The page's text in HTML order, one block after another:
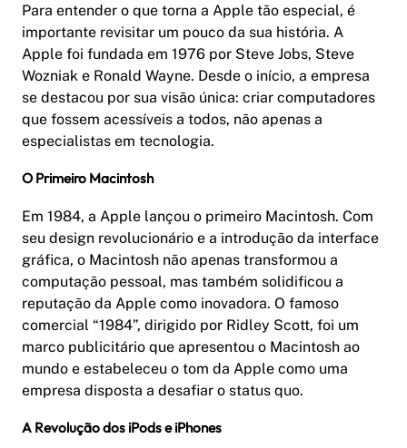
Para entender o que torna a Apple tão especial, é
importante revisitar um pouco da sua história. A
Apple foi fundada em 1976 por Steve Jobs, Steve
Wozniak e Ronald Wayne. Desde o início, a empresa
se destacou por sua visão única: criar computadores
que fossem acessíveis a todos, não apenas a
especialistas em tecnologia.
O Primeiro Macintosh
Em 1984, a Apple lançou o primeiro Macintosh. Com
seu design revolucionário e a introdução da interface
gráfica, o Macintosh não apenas transformou a
computação pessoal, mas também solidificou a
reputação da Apple como inovadora. O famoso
comercial “1984”, dirigido por Ridley Scott, foi um
marco publicitário que apresentou o Macintosh ao
mundo e estabeleceu o tom da Apple como uma
empresa disposta a desafiar o status quo.
A Revolução dos iPods e iPhones